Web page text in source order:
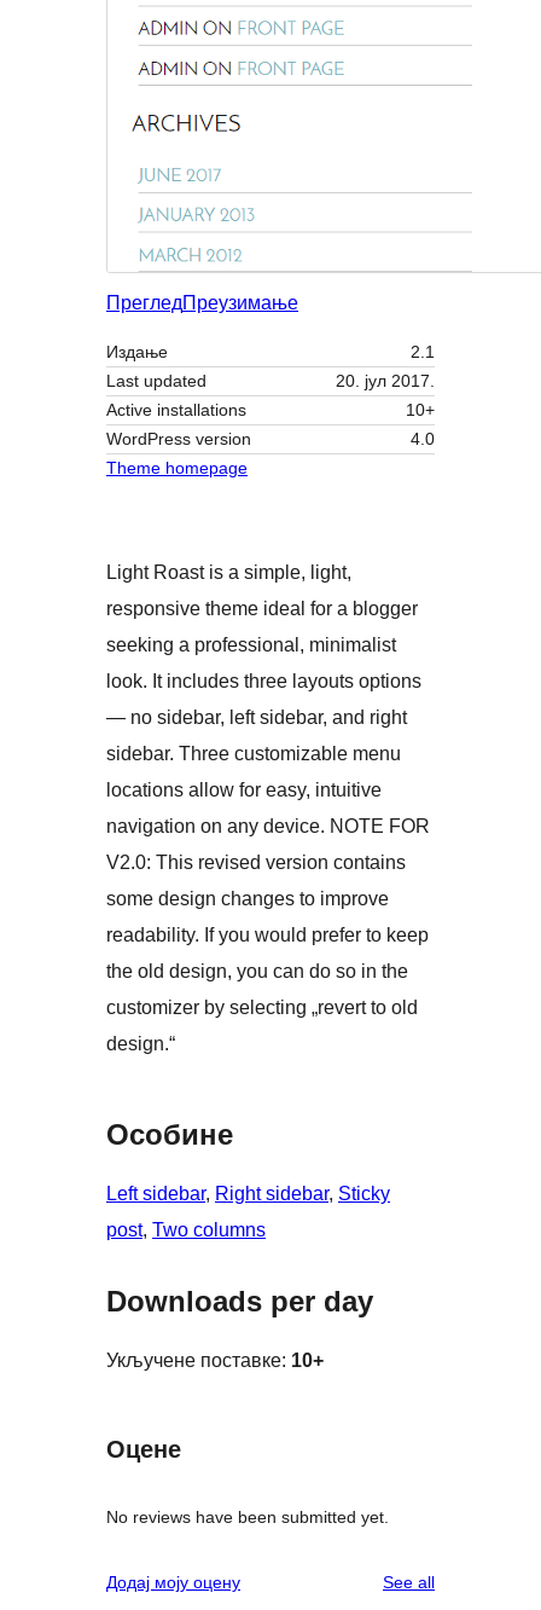
ПрегледПреузимање
Издање
2.1
Last updated
20. јул 2017.
Active installations
10+
WordPress version
4.0
Theme homepage
Light Roast is a simple, light,
responsive theme ideal for a blogger
seeking a professional, minimalist
look. It includes three layouts options
— no sidebar, left sidebar, and right
sidebar. Three customizable menu
locations allow for easy, intuitive
navigation on any device. NOTE FOR
V2.0: This revised version contains
some design changes to improve
readability. If you would prefer to keep
the old design, you can do so in the
customizer by selecting „revert to old
design.“
Особине
Left sidebar, Right sidebar, Sticky
post, Two columns
Downloads per day
Укључене поставке: 10+
Оцене
No reviews have been submitted yet.
Додај моју оцену See allreviews